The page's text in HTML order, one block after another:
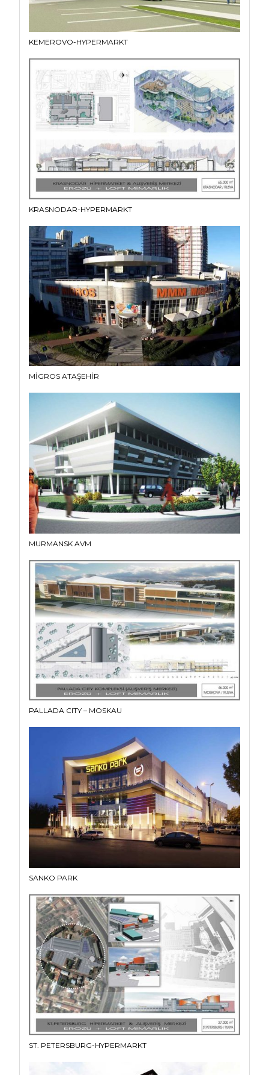
KEMEROVO-HYPERMARKT
KRASNODAR-HYPERMARKT
MİGROS ATAŞEHİR
MURMANSK AVM
PALLADA CITY – MOSKAU
SANKO PARK
ST. PETERSBURG-HYPERMARKT